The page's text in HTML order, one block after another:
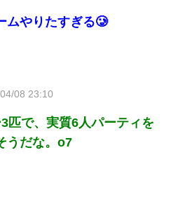
ムやりたすぎる🥲
08 23:10
匹で、実質6人パーティを
うだな。o7